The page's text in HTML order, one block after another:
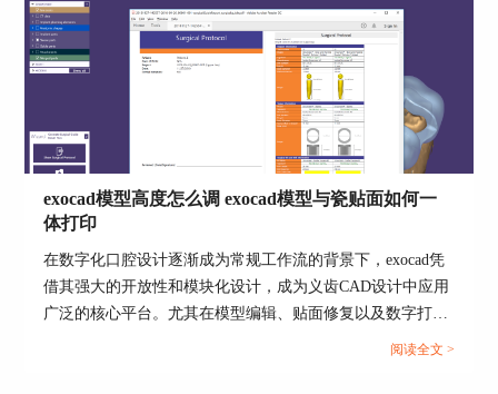
键。本文将围绕修复体设计步骤、核心高级功能及系统延展
能力进行详细解读，全面展示exocad在数字化齿科领域的领
先价值。...
exocad模型高度怎么调 exocad模型与瓷贴面如何一
体打印
在数字化口腔设计逐渐成为常规工作流的背景下，exocad凭
借其强大的开放性和模块化设计，成为义齿CAD设计中应用
广泛的核心平台。尤其在模型编辑、贴面修复以及数字打印
集成方面，exocad提供了精准控制与自由度兼具的解决方
阅读全文 >